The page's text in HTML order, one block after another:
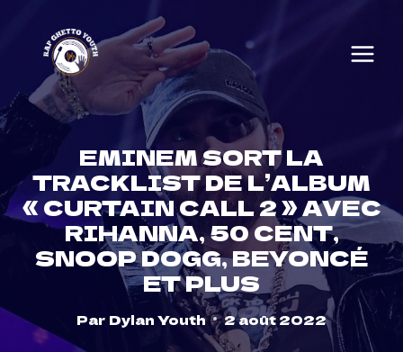
content
EMINEM SORT LA
TRACKLIST DE L’ALBUM
« CURTAIN CALL 2 » AVEC
RIHANNA, 50 CENT,
SNOOP DOGG, BEYONCÉ
ET PLUS
Par Dylan Youth 2 août 2022